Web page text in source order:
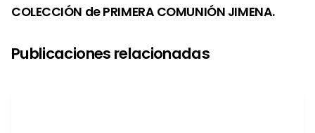
COLECCIÓN de PRIMERA COMUNIÓN JIMENA.
Publicaciones relacionadas